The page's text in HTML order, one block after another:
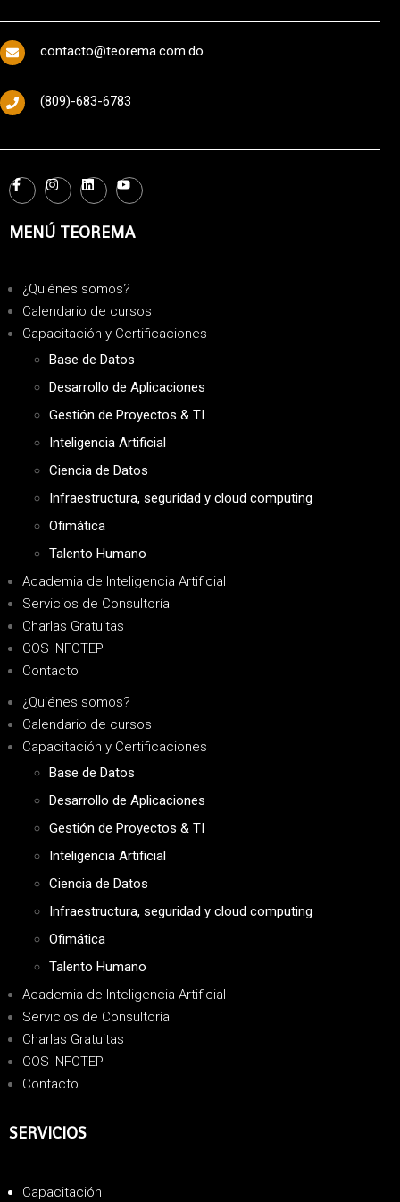
contacto@teorema.com.do
(809)-683-6783
MENÚ TEOREMA
¿Quiénes somos?
Calendario de cursos
Capacitación y Certificaciones
Base de Datos
Desarrollo de Aplicaciones
Gestión de Proyectos & TI
Inteligencia Artificial
Ciencia de Datos
Infraestructura, seguridad y cloud computing
Ofimática
Talento Humano
Academia de Inteligencia Artificial
Servicios de Consultoría
Charlas Gratuitas
COS INFOTEP
Contacto
¿Quiénes somos?
Calendario de cursos
Capacitación y Certificaciones
Base de Datos
Desarrollo de Aplicaciones
Gestión de Proyectos & TI
Inteligencia Artificial
Ciencia de Datos
Infraestructura, seguridad y cloud computing
Ofimática
Talento Humano
Academia de Inteligencia Artificial
Servicios de Consultoría
Charlas Gratuitas
COS INFOTEP
Contacto
SERVICIOS
Capacitación